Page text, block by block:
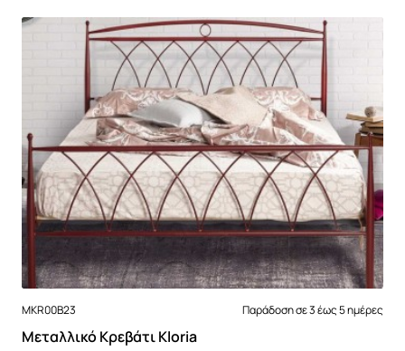
MKR00B23 Παράδοση σε 3 έως 5 ημέρες
Μεταλλικό Κρεβάτι Kloria